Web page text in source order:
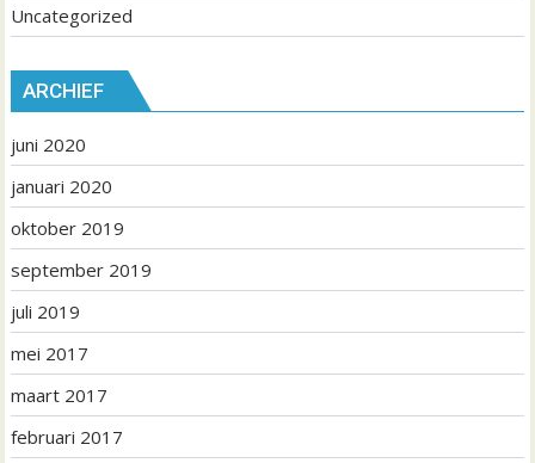
Uncategorized
ARCHIEF
juni 2020
januari 2020
oktober 2019
september 2019
juli 2019
mei 2017
maart 2017
februari 2017